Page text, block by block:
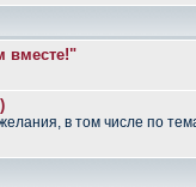
вместе!"
в том числе по